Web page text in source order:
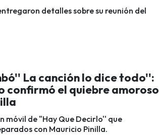
detalles sobre su reunión del
La canción lo dice todo'':
confirmó el quiebre amoroso
móvil de "Hay Que Decirlo'' que
con Mauricio Pinilla.